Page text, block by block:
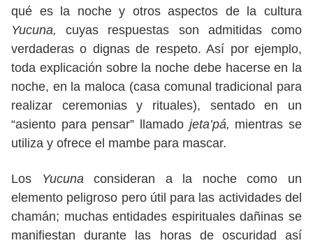
qué es la noche y otros aspectos de la cultura
Yucuna, cuyas respuestas son admitidas como
verdaderas o dignas de respeto. Así por ejemplo,
toda explicación sobre la noche debe hacerse en la
noche, en la maloca (casa comunal tradicional para
realizar ceremonias y rituales), sentado en un
“asiento para pensar” llamado jeta’pá, mientras se
utiliza y ofrece el mambe para mascar.
Los Yucuna consideran a la noche como un
elemento peligroso pero útil para las actividades del
chamán; muchas entidades espirituales dañinas se
manifiestan durante las horas de oscuridad así